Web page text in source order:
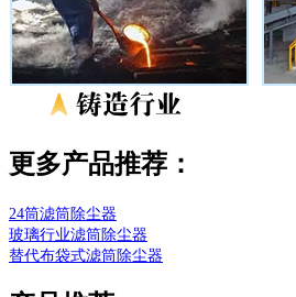
更多产品推荐：
24筒滤筒除尘器
玻璃行业滤筒除尘器
替代布袋式滤筒除尘器